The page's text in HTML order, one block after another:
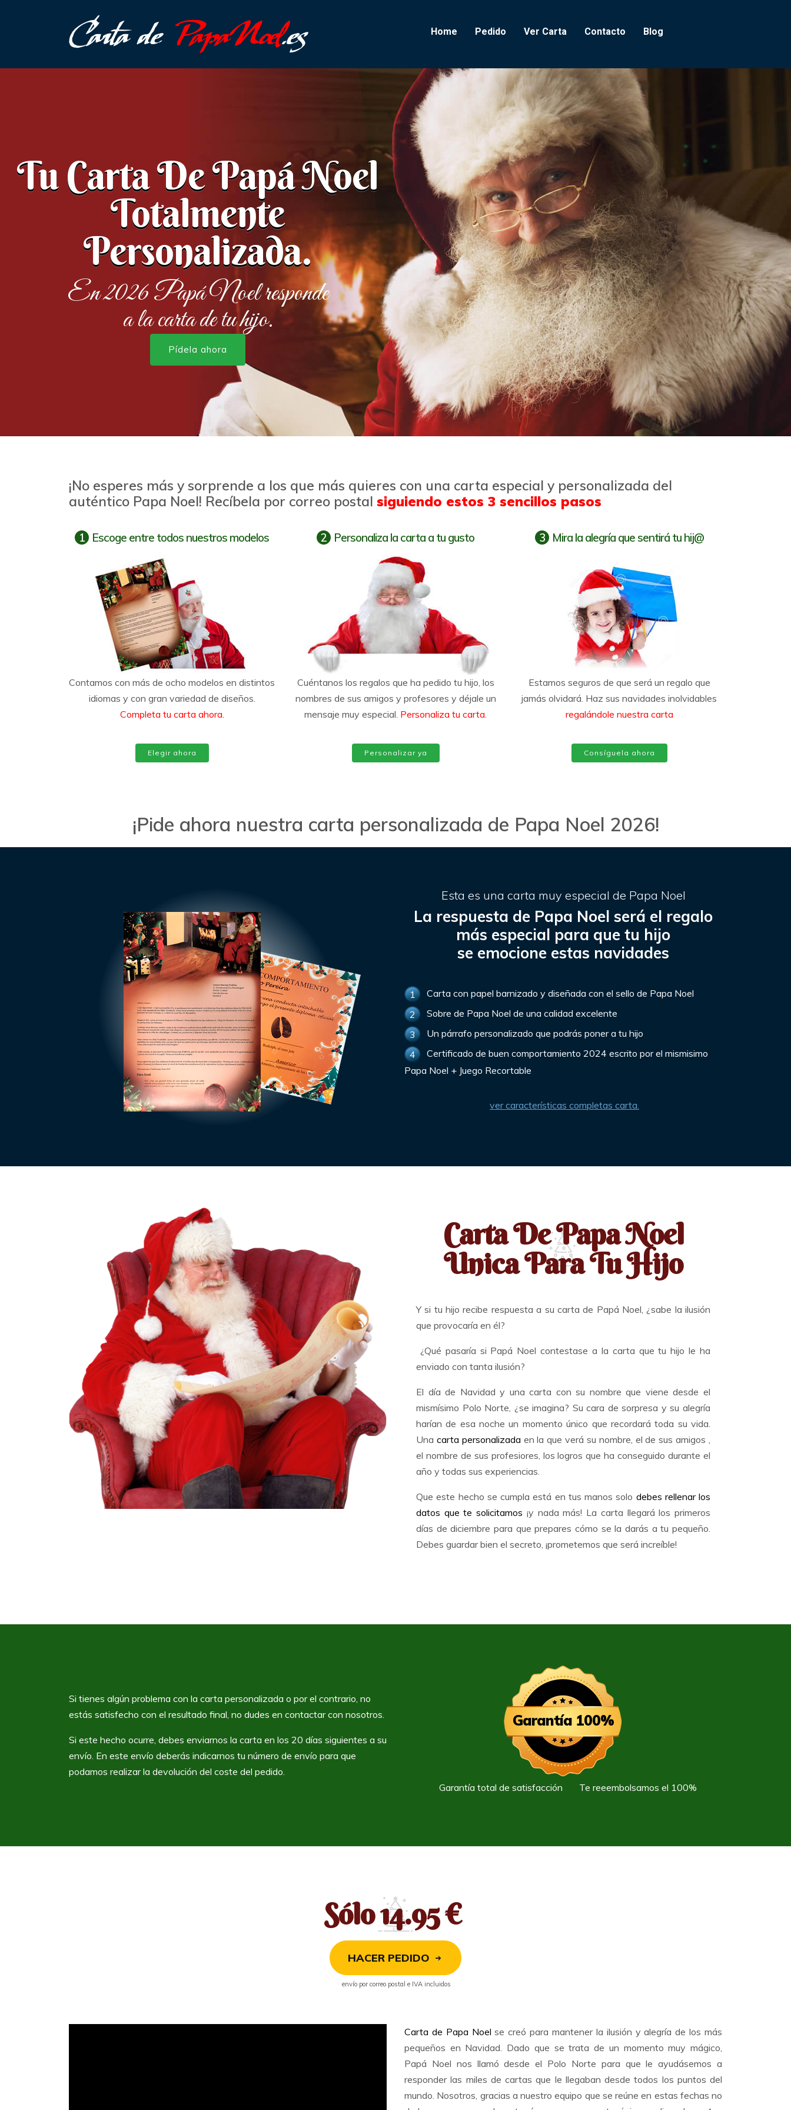
Home Pedido Ver Carta Contacto Blog
Tu Carta De Papá Noel
Totalmente
Personalizada.
En 2026 Papá Noel responde
a la carta de tu hijo.
Pídela ahora
¡No esperes más y sorprende a los que más quieres con una carta especial y personalizada del
auténtico Papa Noel! Recíbela por correo postal siguiendo estos 3 sencillos pasos
1 Escoge entre todos nuestros modelos
Contamos con más de ocho modelos en distintos
idiomas y con gran variedad de diseños.
Completa tu carta ahora.
Elegir ahora
2 Personaliza la carta a tu gusto
Cuéntanos los regalos que ha pedido tu hijo, los
nombres de sus amigos y profesores y déjale un
mensaje muy especial. Personaliza tu carta.
Personalizar ya
3 Mira la alegría que sentirá tu hij@
Estamos seguros de que será un regalo que
jamás olvidará. Haz sus navidades inolvidables
regalándole nuestra carta
Consíguela ahora
¡Pide ahora nuestra carta personalizada de Papa Noel 2026!
Esta es una carta muy especial de Papa Noel
La respuesta de Papa Noel será el regalo
más especial para que tu hijo
se emocione estas navidades
1
Carta con papel barnizado y diseñada con el sello de Papa Noel
2
Sobre de Papa Noel de una calidad excelente
3
Un párrafo personalizado que podrás poner a tu hijo
4
Certificado de buen comportamiento 2024 escrito por el mismisimo
Papa Noel + Juego Recortable
ver características completas carta.
Carta De Papa Noel
Unica Para Tu Hijo
Y si tu hijo recibe respuesta a su carta de Papá Noel, ¿sabe la ilusión
que provocaría en él?
¿Qué pasaría si Papá Noel contestase a la carta que tu hijo le ha
enviado con tanta ilusión?
El día de Navidad y una carta con su nombre que viene desde el
mismísimo Polo Norte, ¿se imagina? Su cara de sorpresa y su alegría
harían de esa noche un momento único que recordará toda su vida.
Una carta personalizada en la que verá su nombre, el de sus amigos ,
el nombre de sus profesiores, los logros que ha conseguido durante el
año y todas sus experiencias.
Que este hecho se cumpla está en tus manos solo debes rellenar los
datos que te solicitamos ¡y nada más! La carta llegará los primeros
días de diciembre para que prepares cómo se la darás a tu pequeño.
Debes guardar bien el secreto, ¡prometemos que será increíble!
Si tienes algún problema con la carta personalizada o por el contrario, no
estás satisfecho con el resultado final, no dudes en contactar con nosotros.
Si este hecho ocurre, debes enviarnos la carta en los 20 días siguientes a su
envío. En este envío deberás indicarnos tu número de envío para que
podamos realizar la devolución del coste del pedido.
Garantía 100%
Garantía total de satisfacción Te reeembolsamos el 100%
Sólo 14.95 €
HACER PEDIDO
envío por correo postal e IVA incluidos
Carta de Papa Noel se creó para mantener la ilusión y alegría de los más
pequeños en Navidad. Dado que se trata de un momento muy mágico,
Papá Noel nos llamó desde el Polo Norte para que le ayudásemos a
responder las miles de cartas que le llegaban desde todos los puntos del
mundo. Nosotros, gracias a nuestro equipo que se reúne en estas fechas no